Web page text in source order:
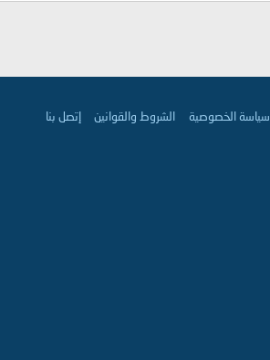
سياسة الخصوصية الشروط والقوانين إتصل بنا